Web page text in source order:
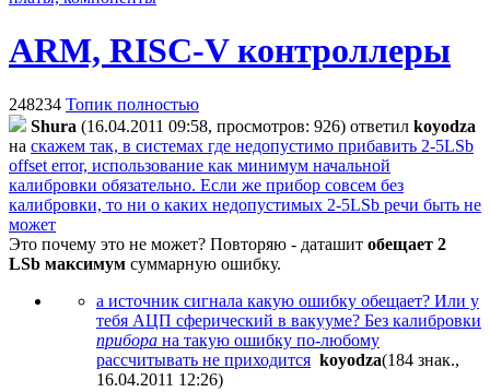
ARM, RISC-V контроллеры
248234 Топик полностью
Shura (16.04.2011 09:58, просмотров: 926) ответил koyodza
на скажем так, в системах где недопустимо прибавить 2-5LSb
offset error, использование как минимум начальной
калибровки обязательно. Если же прибор совсем без
калибровки, то ни о каких недопустимых 2-5LSb речи быть не
может
Это почему это не может? Повторяю - даташит обещает 2
LSb максимум суммарную ошибку.
а источник сигнала какую ошибку обещает? Или у
тебя АЦП сферический в вакууме? Без калибровки
прибора на такую ошибку по-любому
рассчитывать не приходится koyodza(184 знак.,
16.04.2011 12:26)